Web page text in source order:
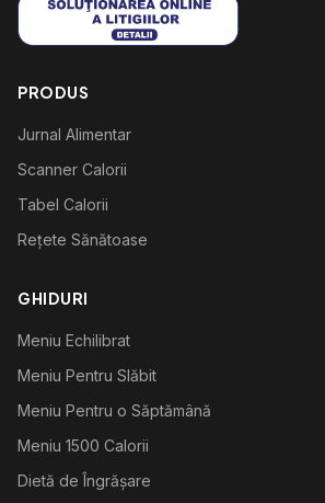
PRODUS
Jurnal Alimentar
Scanner Calorii
Tabel Calorii
Rețete Sănătoase
GHIDURI
Meniu Echilibrat
Meniu Pentru Slăbit
Meniu Pentru o Săptămână
Meniu 1500 Calorii
Dietă de Îngrășare